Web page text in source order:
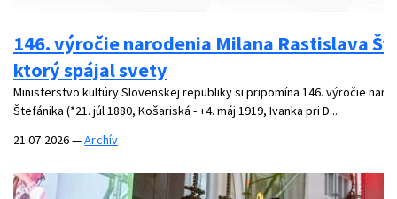
146. výročie narodenia Milana Rastislava
ktorý spájal svety
Ministerstvo kultúry Slovenskej republiky si pripomína 146. výročie
Štefánika (*21. júl 1880, Košariská - +4. máj 1919, Ivanka pri D...
21.07.2026—Archív